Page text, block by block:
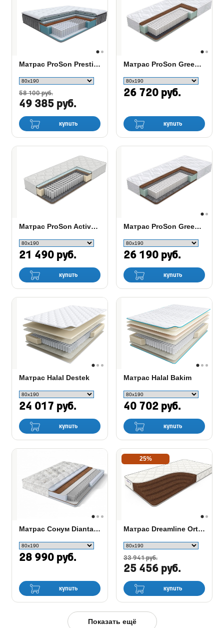
Матрас ProSon Prestige Top Firm
58 100 руб.
49 385 руб.
купить
Матрас ProSon Green Duo M/F
26 720 руб.
купить
Матрас ProSon Active Duo M/F
21 490 руб.
купить
Матрас ProSon Green F
26 190 руб.
купить
Матрас Halal Destek
24 017 руб.
купить
Матрас Halal Bakim
40 702 руб.
купить
Матрас Сонум Dianta Hard
28 990 руб.
купить
25%
Матрас Dreamline Orto-15
33 941 руб.
25 456 руб.
купить
Показать ещё